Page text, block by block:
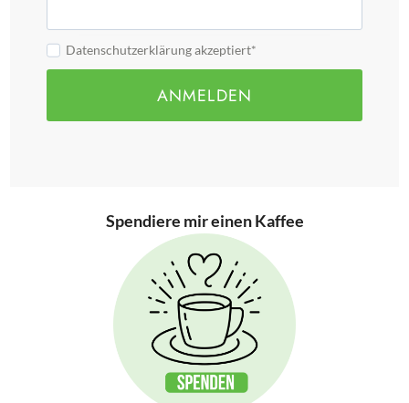
Datenschutzerklärung akzeptiert*
ANMELDEN
Spendiere mir einen Kaffee